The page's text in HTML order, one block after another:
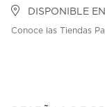
DISPONIBLE
Conoce las Tiendas